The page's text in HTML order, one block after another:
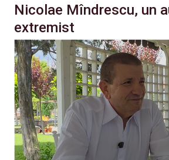
Nicolae Mîndrescu, un
extremist